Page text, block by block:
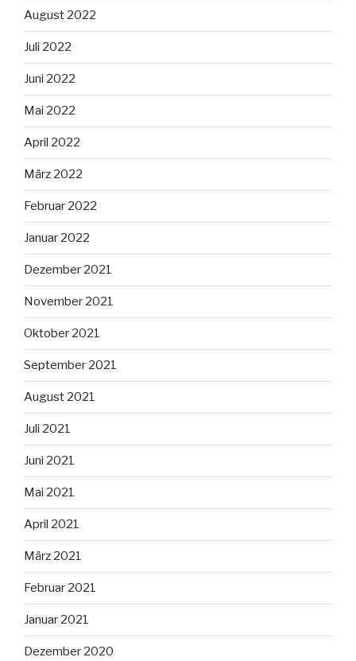
August 2022
Juli 2022
Juni 2022
Mai 2022
April 2022
März 2022
Februar 2022
Januar 2022
Dezember 2021
November 2021
Oktober 2021
September 2021
August 2021
Juli 2021
Juni 2021
Mai 2021
April 2021
März 2021
Februar 2021
Januar 2021
Dezember 2020